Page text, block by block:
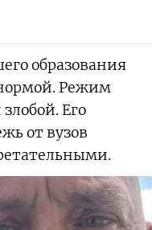
образования
Режим
Его
от вузов